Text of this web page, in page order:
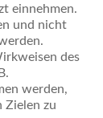
einnehmen.
und nicht
des
werden,
Zielen zu